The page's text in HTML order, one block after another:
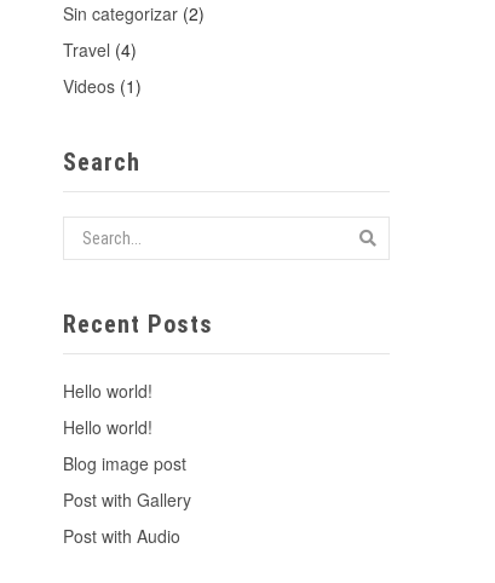
Sin categorizar (2)
Travel (4)
Videos (1)
Search
Recent Posts
Hello world!
Hello world!
Blog image post
Post with Gallery
Post with Audio